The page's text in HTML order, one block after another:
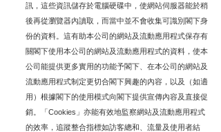
訊，這些資訊儲存於電腦硬碟中，使網站伺服器能於稍
後再從瀏覽器內讀取，而當中並不會收集可識別閣下身
份的資料。這有助本公司的網站及流動應用程式保存有
關閣下使用本公司的網站及流動應用程式的資料，使本
公司能提供更多實用的功能予閣下、在本公司的網站及
流動應用程式制定更切合閣下興趣的內容，以及（如適
用）根據閣下的使用模式向閣下提供宣傳內容及直接促
銷。「Cookies」亦能有效地監察網站及流動應用程式
的效率，追蹤整合指標如訪客總和、流量及使用者結